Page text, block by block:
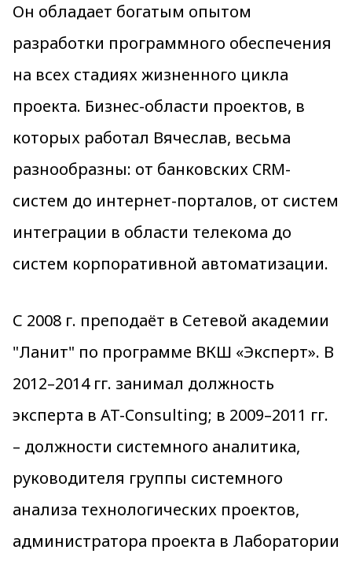
Он обладает богатым опытом
разработки программного обеспечения
на всех стадиях жизненного цикла
проекта. Бизнес-области проектов, в
которых работал Вячеслав, весьма
разнообразны: от банковских CRM-
систем до интернет-порталов, от систем
интеграции в области телекома до
систем корпоративной автоматизации.
С 2008 г. преподаёт в Сетевой академии
"Ланит" по программе ВКШ «Эксперт». В
2012–2014 гг. занимал должность
эксперта в AT-Consulting; в 2009–2011 гг.
– должности системного аналитика,
руководителя группы системного
анализа технологических проектов,
администратора проекта в Лаборатории